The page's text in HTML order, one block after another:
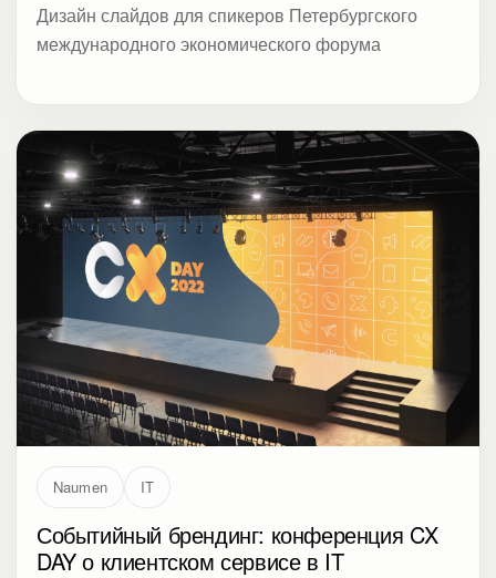
Дизайн слайдов для спикеров Петербургского
международного экономического форума
Naumen IT
Событийный брендинг: конференция CX
DAY о клиентском сервисе в IT